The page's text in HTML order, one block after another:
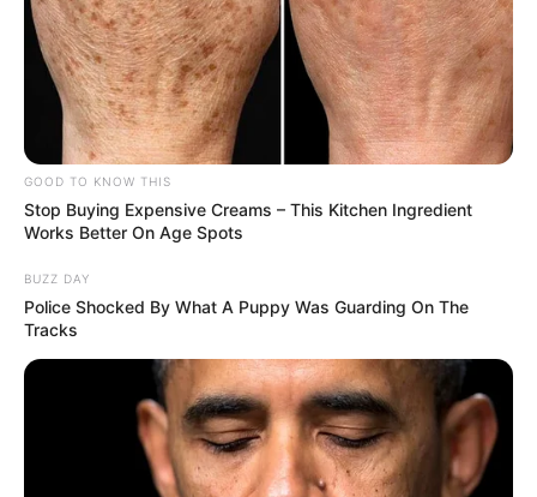
GOOD TO KNOW THIS
Stop Buying Expensive Creams – This Kitchen Ingredient
Works Better On Age Spots
BUZZ DAY
Police Shocked By What A Puppy Was Guarding On The
Tracks